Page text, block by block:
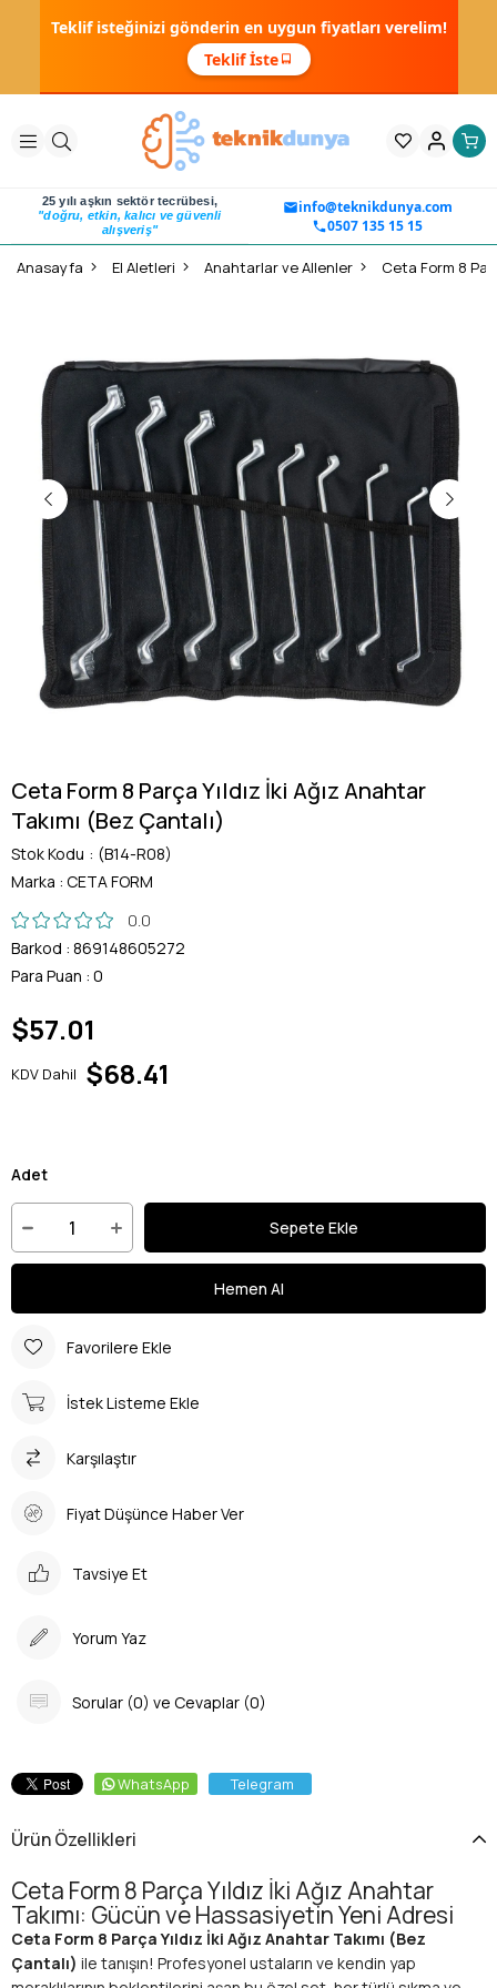
Teklif isteğinizi gönderin en uygun fiyatları verelim!
Teklif İste
25 yılı aşkın sektör tecrübesi,
"doğru, etkin, kalıcı ve güvenli
alışveriş"
info@teknikdunya.com
0507 135 15 15
Anasayfa El Aletleri Anahtarlar ve Allenler
Ceta Form 8 Parça Yıldız İki Ağız Anahtar
Takımı (Bez Çantalı)
Stok Kodu
(B14-R08)
Marka : CETA FORM
0.0
Barkod : 869148605272
Para Puan : 0
$57.01
KDV Dahil $68.41
Adet
Favorilere Ekle
İstek Listeme Ekle
Karşılaştır
Fiyat Düşünce Haber Ver
Tavsiye Et
Yorum Yaz
Sorular (0) ve Cevaplar (0)
WhatsApp Telegram
Ürün Özellikleri
Ceta Form 8 Parça Yıldız İki Ağız Anahtar
Takımı: Gücün ve Hassasiyetin Yeni Adresi
Ceta Form 8 Parça Yıldız İki Ağız Anahtar Takımı (Bez
Çantalı) ile tanışın! Profesyonel ustaların ve kendin yap